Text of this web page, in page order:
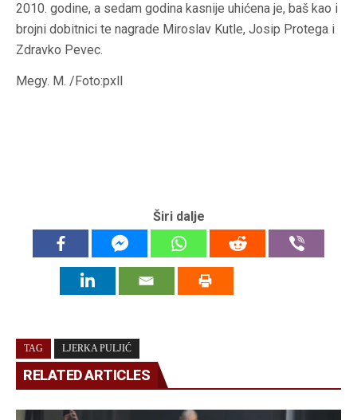
2010. godine, a sedam godina kasnije uhićena je, baš kao i
brojni dobitnici te nagrade Miroslav Kutle, Josip Protega i
Zdravko Pevec.
Megy. M. /Foto:pxll
Širi dalje
TAG LJERKA PULJIĆ
RELATED ARTICLES